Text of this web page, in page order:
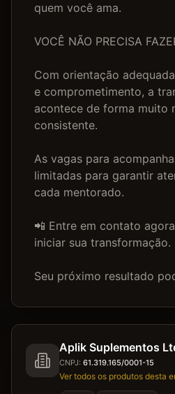
quem você ama.
VOCÊ NÃO PRECISA
Com orientação
e comprometimento, a
acontece de forma muito
consistente.
As vagas para
limitadas para garantir
cada mentorado.
📲 Entre em contato
iniciar sua transformação.
Seu próximo resultado
Aplik Suplementos
CNPJ: 61.319.165/0001-15
Ver todos os produtos desta